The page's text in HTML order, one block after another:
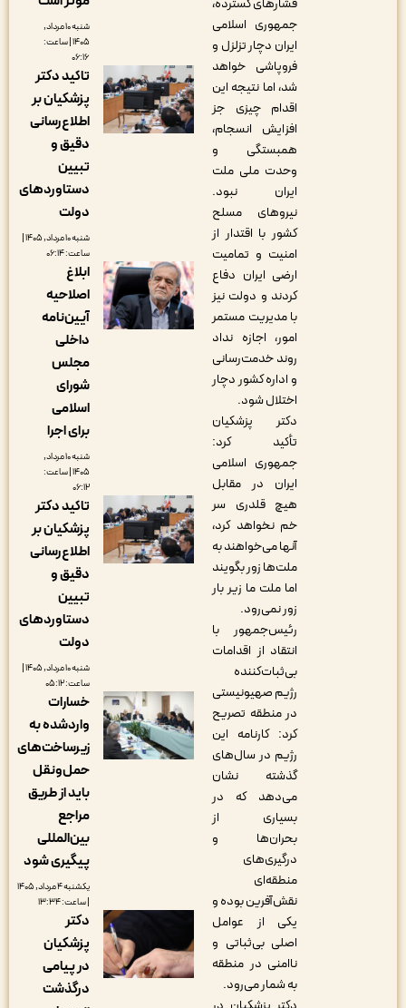
جمهوری اسلامی
ایران دچار تزلزل و
فروپاشی خواهد
شد، اما نتیجه این
اقدام چیزی جز
افزایش انسجام،
همبستگی و
وحدت ملی ملت
ایران نبود.
نیروهای مسلح
کشور با اقتدار از
امنیت و تمامیت
ارضی ایران دفاع
کردند و دولت نیز
با مدیریت مستمر
امور، اجازه نداد
روند خدمت‌رسانی
و اداره کشور دچار
اختلال شود.
دکتر پزشکیان
تأکید کرد:
جمهوری اسلامی
ایران در مقابل
هیچ قلدری سر
خم نخواهد کرد،
آنها می‌خواهند به
ملت‌ها زور بگویند
اما ملت ما زیر بار
زور نمی‌رود.
رئیس‌جمهور با
انتقاد از اقدامات
بی‌ثبات‌کننده
رژیم صهیونیستی
در منطقه تصریح
کرد: کارنامه این
رژیم در سال‌های
گذشته نشان
می‌دهد که در
بسیاری از
بحران‌ها و
درگیری‌های
منطقه‌ای
نقش‌آفرین بوده و
یکی از عوامل
اصلی بی‌ثباتی و
ناامنی در منطقه
به شمار می‌رود.
شنبه ۱۰ مرداد,
۱۴۰۵ | ساعت:
تاکید دکتر
پزشکیان بر
اطلاع‌رسانی
دستاوردهای
شنبه ۱۰ مرداد, ۱۴۰۵ |
ابلاغ
اصلاحیه
آیین‌نامه
برای اجرا
شنبه ۱۰ مرداد,
۱۴۰۵ | ساعت:
تاکید دکتر
پزشکیان بر
اطلاع‌رسانی
دستاوردهای
شنبه ۱۰ مرداد, ۱۴۰۵ |
خسارات
واردشده به
زیرساخت‌های
حمل‌ونقل
باید از طریق
بین‌المللی
پیگیری شود
یکشنبه ۴ مرداد, ۱۴۰۵
دکتر
پزشکیان
در پیامی
درگذشت